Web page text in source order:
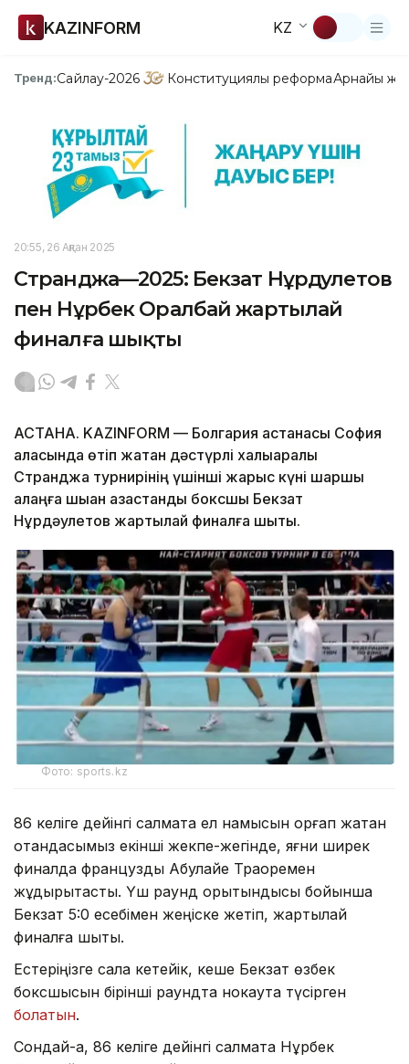
KAZINFORM KZ
Тренд:Сайлау-2026 Конституциялық реформаАрнайы
20:55, 26 Ақпан 2025
Странджа—2025: Бекзат Нұрдәулетов
пен Нұрбек Оралбай жартылай
финалға шықты
АСТАНА. KAZINFORM — Болгария астанасы София
қаласында өтіп жатқан дәстүрлі халықаралық
Странджа турнирінің үшінші жарыс күні шаршы
алаңға шыққан қазақстандық боксшы Бекзат
Нұрдәулетов жартылай финалға шықты.
Фото: sports.kz
86 келіге дейінгі салмақта ел намысын қорғап жатқан
отандасымыз екінші жекпе-жегінде, яғни ширек
финалда француздық Абулайе Траоремен
жұдырықтасты. Үш раунд қорытындысы бойынша
Бекзат 5:0 есебімен жеңіске жетіп, жартылай
финалға шықты.
Естеріңізге сала кетейік, кеше Бекзат өзбек
боксшысын бірінші раундта нокаутқа түсірген
болатын.
Сондай-ақ, 86 келіге дейінгі салмақта Нұрбек